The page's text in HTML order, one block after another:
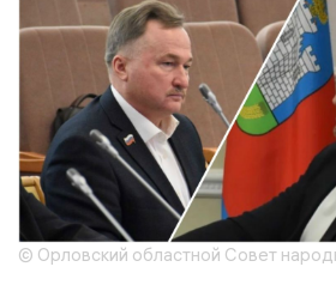
© Орловский областной Совет